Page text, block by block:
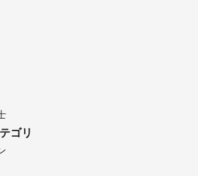
ゴリ